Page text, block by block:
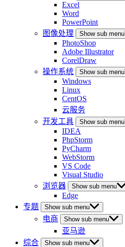
Excel
Word
PowerPoint
图像处理
Show sub menu
PhotoShop
Adobe Illustrator
CorelDraw
操作系统
Show sub menu
Windows
Linux
CentOS
云服务
开发工具
Show sub menu
IDEA
PhpStorm
PyCharm
WebStorm
VS Code
Visual Studio
浏览器
Show sub menu
Edge
专题
Show sub menu
电商 Show sub menu
亚马逊
综合
Show sub menu